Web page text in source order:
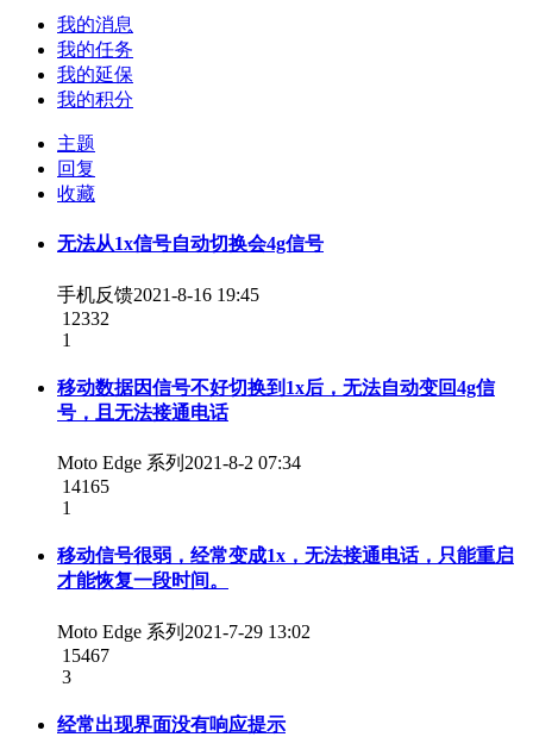
我的消息
我的任务
我的延保
我的积分
主题
回复
收藏
无法从1x信号自动切换会4g信号
手机反馈2021-8-16 19:45
12332
1
移动数据因信号不好切换到1x后，无法自动变回4g信
号，且无法接通电话
Moto Edge 系列 2021-8-2 07:34
14165
1
移动信号很弱，经常变成1x，无法接通电话，只能重启
才能恢复一段时间。
Moto Edge 系列 2021-7-29 13:02
15467
3
经常出现界面没有响应提示